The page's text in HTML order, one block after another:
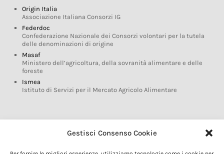
Gestisci Consenso Cookie
Origin Italia
Associazione Italiana Consorzi IG
Federdoc
Confederazione Nazionale dei Consorzi volontari per la tutela
delle denominazioni di origine
Masaf
Ministero dell’agricoltura, della sovranità alimentare e delle
foreste
Ismea
Istituto di Servizi per il Mercato Agricolo Alimentare
Glossario DOP IGP